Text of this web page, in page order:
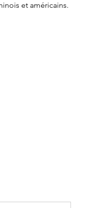
et américains.